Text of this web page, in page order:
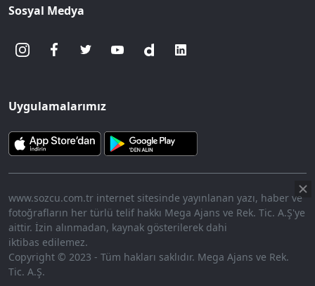
Sosyal Medya
Uygulamalarımız
www.sozcu.com.tr internet sitesinde yayınlanan yazı, haber ve
fotoğrafların her türlü telif hakkı Mega Ajans ve Rek. Tic. A.Ş'ye
aittir. İzin alınmadan, kaynak gösterilerek dahi
iktibas edilemez.
Copyright © 2023 - Tüm hakları saklıdır. Mega Ajans ve Rek.
Tic. A.Ş.